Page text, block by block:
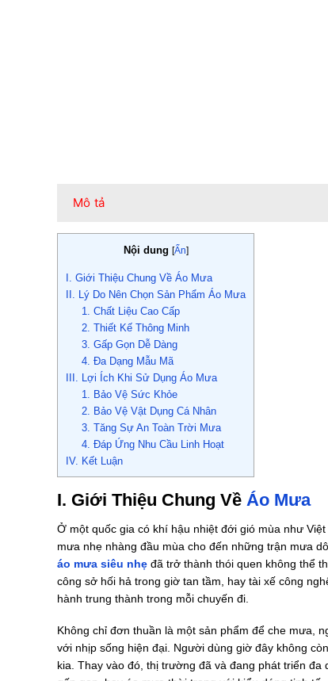
Mô tả
Nội dung [Ẩn]
I. Giới Thiệu Chung Về Áo Mưa
II. Lý Do Nên Chọn Sản Phẩm Áo Mưa
1. Chất Liệu Cao Cấp
2. Thiết Kế Thông Minh
3. Gấp Gọn Dễ Dàng
4. Đa Dạng Mẫu Mã
III. Lợi Ích Khi Sử Dụng Áo Mưa
1. Bảo Vệ Sức Khỏe
2. Bảo Vệ Vật Dụng Cá Nhân
3. Tăng Sự An Toàn Trời Mưa
4. Đáp Ứng Nhu Cầu Linh Hoạt
IV. Kết Luận
I. Giới Thiệu Chung Về Áo Mưa
Ở một quốc gia có khí hậu nhiệt đới gió mùa như
mưa nhẹ nhàng đầu mùa cho đến những trận mưa
áo mưa siêu nhẹ đã trở thành thói quen không thể
công sở hối hả trong giờ tan tầm, hay tài xế công
hành trung thành trong mỗi chuyến đi.
Không chỉ đơn thuần là một sản phẩm để che mưa,
với nhịp sống hiện đại. Người dùng giờ đây không
kia. Thay vào đó, thị trường đã và đang phát triển